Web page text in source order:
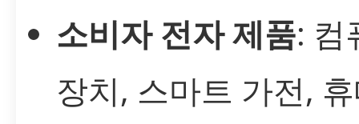
소비자 전자 제품: 컴
장치, 스마트 가전,